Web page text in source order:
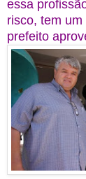
essa
risco, tem
prefeito